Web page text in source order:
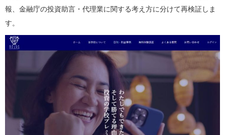
報、金融庁の投資助言・代理業に関する考え方に分けて再検証しま
す。